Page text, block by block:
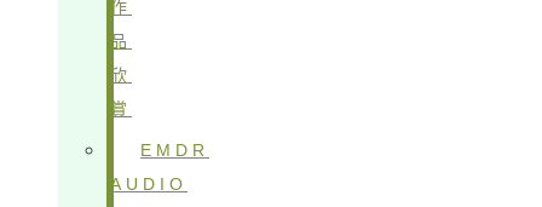
作
品
欣
賞
EMDR
AUDIO